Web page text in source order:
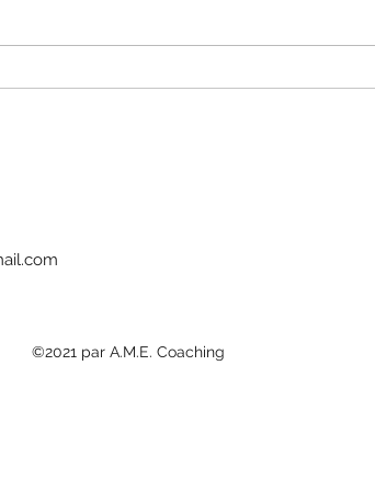
©2021 par A.M.E. Coaching